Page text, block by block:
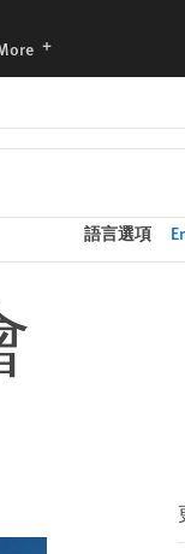
languages
語言選項